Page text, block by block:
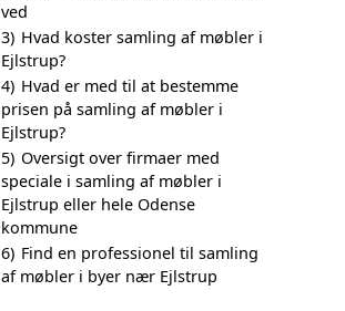
ved
3) Hvad koster samling af møbler i
Ejlstrup?
4) Hvad er med til at bestemme
prisen på samling af møbler i
Ejlstrup?
5) Oversigt over firmaer med
speciale i samling af møbler i
Ejlstrup eller hele Odense
kommune
6) Find en professionel til samling
af møbler i byer nær Ejlstrup